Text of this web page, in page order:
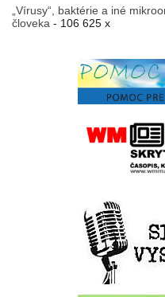
„Vírusy“, baktérie a iné
človeka - 106 625 x